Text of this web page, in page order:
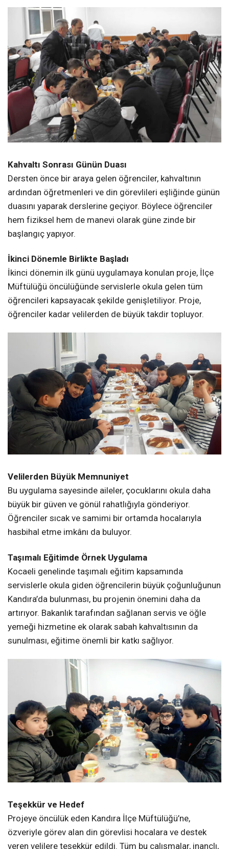
ve huzurlu başlamasını amaçlayan anlamlı bir proje
hayata geçirildi.
Erken Saatte Yola Çıkan Öğrencilere Sıcak Kahvaltı
Okula servisle gelmek zorunda olan ve özellikle
köylerden erken saatte yola çıkan öğrencilerin kahvaltı
yapamadan derse başlaması üzerine başlatılan proje
kapsamında, Merkez Akçakoca Camii’nin sosyal
alanında öğrencilere sabah kahvaltısı ikram ediliyor.
Kahvaltı Sonrası Günün Duası
Dersten önce bir araya gelen öğrenciler, kahvaltının
duasını yaparak derslerine geçiyor. Böylece öğrenciler
hem fiziksel hem de manevi olarak güne zinde bir
başlangıç yapıyor.
İkinci Dönemle Birlikte Başladı
İkinci dönemin ilk günü uygulamaya konulan proje, İlçe
Müftülüğü öncülüğünde servislerle okula gelen tüm
öğrencileri kapsayacak şekilde genişletiliyor. Proje,
öğrenciler kadar velilerden de büyük takdir topluyor.
Velilerden Büyük Memnuniyet
Bu uygulama sayesinde aileler, çocuklarını okula daha
büyük bir güven ve gönül rahatlığıyla gönderiyor.
hasbihal etme imkânı da buluyor.
Taşımalı Eğitimde Örnek Uygulama
Kocaeli genelinde taşımalı eğitim kapsamında
servislerle okula giden öğrencilerin büyük çoğunluğunun
Kandıra’da bulunması, bu projenin önemini daha da
artırıyor. Bakanlık tarafından sağlanan servis ve öğle
yemeği hizmetine ek olarak sabah kahvaltısının da
sunulması, eğitime önemli bir katkı sağlıyor.